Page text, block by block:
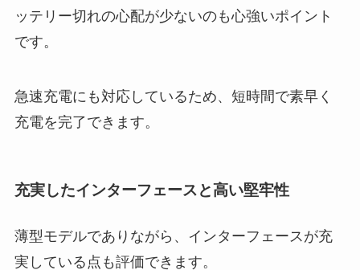
ッテリー切れの心配が少ないのも心強いポイント
です。
急速充電にも対応しているため、短時間で素早く
充電を完了できます。
充実したインターフェースと高い堅牢性
薄型モデルでありながら、インターフェースが充
実している点も評価できます。